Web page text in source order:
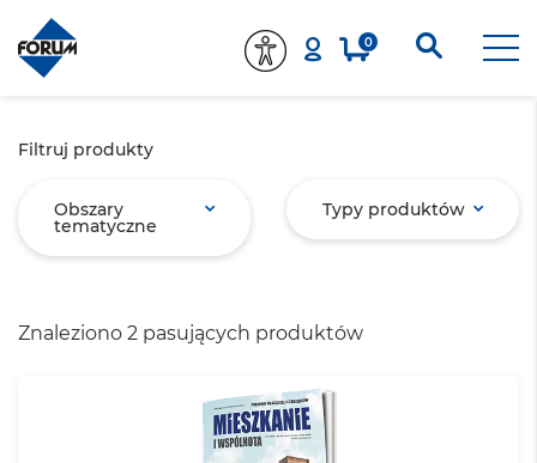
0
Filtruj produkty
Obszary
tematyczne
Typy produktów
Znaleziono 2 pasujących produktów